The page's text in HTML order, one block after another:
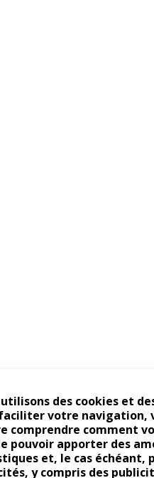
des cookies et
votre navigation,
comprendre comment
pouvoir apporter des
et, le cas échéant,
y compris des
: pour les gens vrais
a commencé